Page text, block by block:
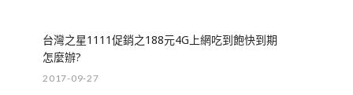
台灣之星1111促銷之188元4G上網吃到飽快到期
怎麼辦?
2017-09-27